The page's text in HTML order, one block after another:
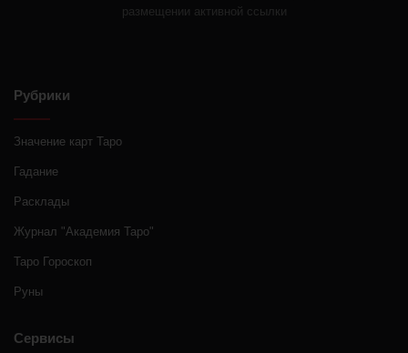
размещении активной ссылки
Рубрики
Значение карт Таро
Гадание
Расклады
Журнал "Академия Таро"
Таро Гороскоп
Руны
Сервисы